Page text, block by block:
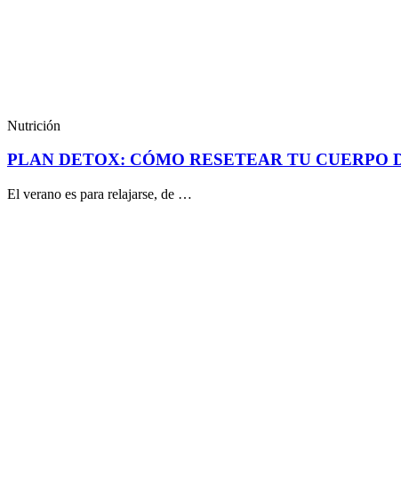
Nutrición
PLAN DETOX: CÓMO RESETEAR TU CUERPO
El verano es para relajarse, de …